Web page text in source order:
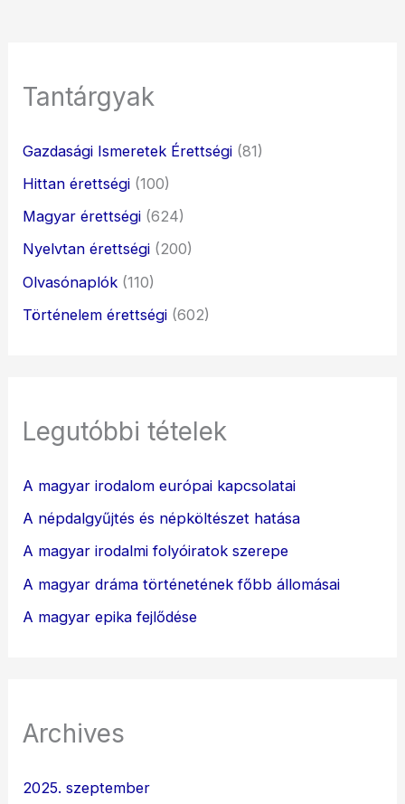
Tantárgyak
Gazdasági Ismeretek Érettségi (81)
Hittan érettségi (100)
Magyar érettségi (624)
Nyelvtan érettségi (200)
Olvasónaplók (110)
Történelem érettségi (602)
Legutóbbi tételek
A magyar irodalom európai kapcsolatai
A népdalgyűjtés és népköltészet hatása
A magyar irodalmi folyóiratok szerepe
A magyar dráma történetének főbb állomásai
A magyar epika fejlődése
Archives
2025. szeptember